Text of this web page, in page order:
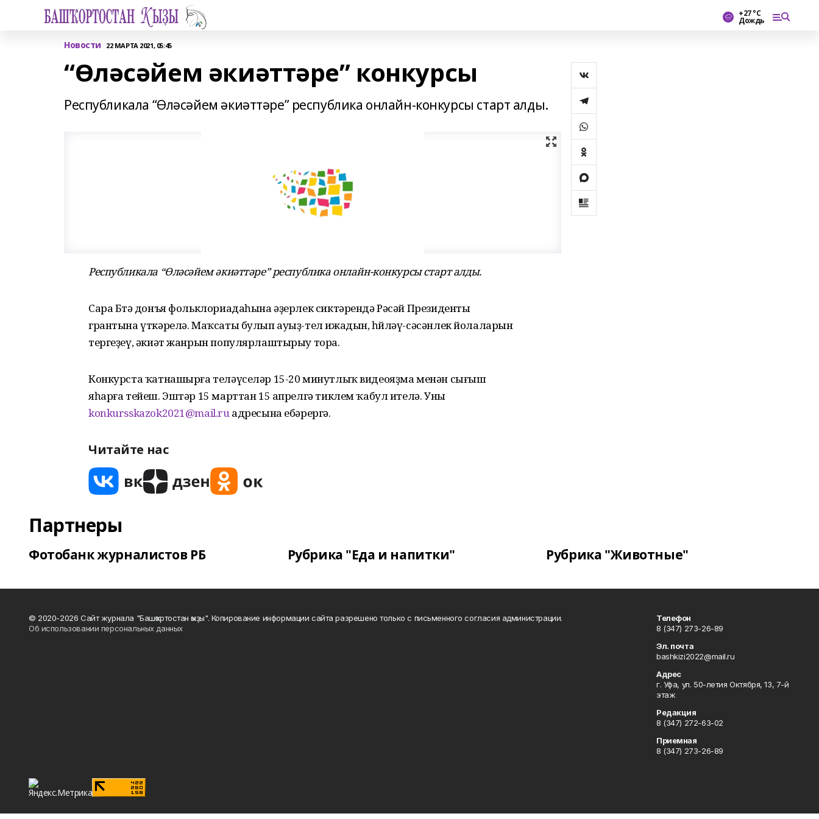
+27 °С
Дождь
Новости 22 МАРТА 2021, 05:45
“Өләсәйем әкиәттәре” конкурсы
Республикала “Өләсәйем әкиәттәре” республика онлайн-конкурсы старт алды.
Республикала “Өләсәйем әкиәттәре” республика онлайн-конкурсы старт алды.
Сара Бөтә донъя фольклориадаһына әҙерлек сиктәрендә Рәсәй Президенты
грантына үткәрелә. Маҡсаты булып ауыҙ-тел ижадын, һөйләү-сәсәнлек йолаларын
тергеҙеү, әкиәт жанрын популярлаштырыу тора.
Конкурста ҡатнашырға теләүселәр 15-20 минутлыҡ видеояҙма менән сығыш
яһарға тейеш. Эштәр 15 марттан 15 апрелгә тиклем ҡабул ителә. Уны
konkursskazok2021@mail.ruадресына ебәрергә.
Читайте нас
Партнеры
Фотобанк журналистов РБ Рубрика "Еда и напитки" Рубрика "Животные"
© 2020-2026 Сайт журнала "Башҡортостан ҡыҙы". Копирование информации сайта разрешено только с письменного согласия администрации.
Об использовании персональных данных
Телефон
8 (347) 273-26-89
Эл. почта
bashkizi2022@mail.ru
Адрес
г. Уфа, ул. 50-летия Октября, 13, 7-й
этаж
Редакция
8 (347) 272-63-02
Приемная
8 (347) 273-26-89